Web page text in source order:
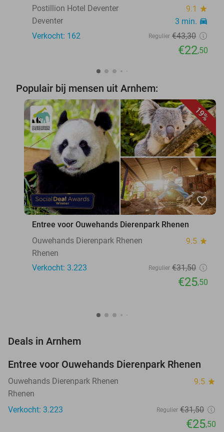
Postillion Hotel Deventer 9.1 star
Deventer 3 min. directions_car
Verkocht: 162 Regulier €43,30
€22,50
Populair bij mensen uit Arnhem:
19%
favorite_border
Entree voor Ouwehands Dierenpark Rhenen
Ouwehands Dierenpark Rhenen
9.5 star
Rhenen
Verkocht: 3.223
Regulier €31,50
€25,50
Deals in Arnhem
19%
Entree voor Ouwehands Dierenpark Rhenen
Ouwehands Dierenpark Rhenen 9.5 star
Rhenen
Verkocht: 3.223
Regulier €31,50
€25,50